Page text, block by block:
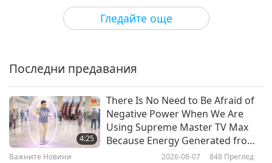
Гледайте още
Слова на Мъдростта 2022-08-05 3944
14:06
Part 1 of 2
The Divine Blessings and Wisdom
of the Most Holy One: Selections
from the Kabbalistic Zohar, Part 1
Последни предавания
4:25
There Is No Need to Be Afraid of
Negative Power When We Are
Using Supreme Master TV Max
Because Energy Generated from
It Is Far More Powerful than Any
Важните Новини 2026-08-07 848 Преглед